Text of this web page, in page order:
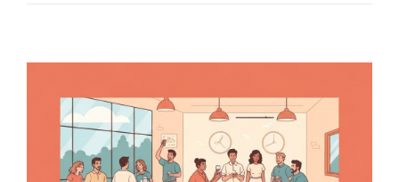
:
complet
pour